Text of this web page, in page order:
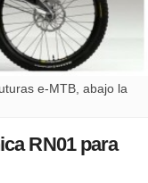
e-MTB, abajo la
RN01 para